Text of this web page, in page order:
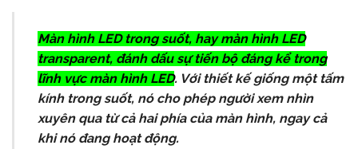
Màn hình LED trong suốt, hay màn hình LED
transparent, đánh dấu sự tiến bộ đáng kể trong
lĩnh vực màn hình LED. Với thiết kế giống một tấm
kính trong suốt, nó cho phép người xem nhìn
xuyên qua từ cả hai phía của màn hình, ngay cả
khi nó đang hoạt động.